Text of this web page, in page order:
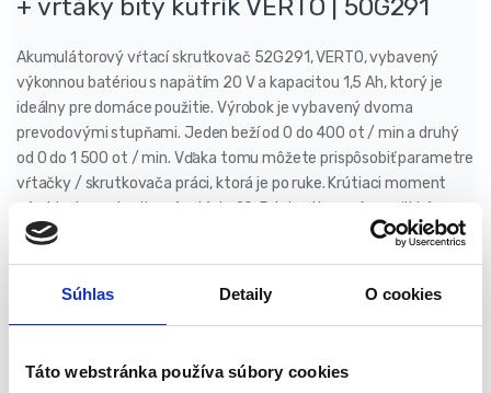
Súhlas Detaily O cookies
Táto webstránka používa súbory cookies
Akumulátorový vŕtací skrutkovač 52G291, VERTO, vybavený
výkonnou batériou s napätím 20 V a kapacitou 1,5 Ah, ktorý je
ideálny pre domáce použitie. Výrobok je vybavený dvoma
prevodovými stupňami. Jeden beží od 0 do 400 ot / min a druhý
od 0 do 1 500 ot / min. Vďaka tomu môžete prispôsobiť parametre
vŕtačky / skrutkovača práci, ktorá je po ruke. Krútiaci moment
výrobku je nastaviteľný od 1 do 20. Pri skrutkovaní na mäkký
povrch je maximálna hodnota 28 Nm. pri jazde na tvrdom povrchu
konštrukcia výrobku z plastu zaručuje odolnosť proti poškodeniu.
Rukoväť vŕtačky bola potiahnutá mäkkými krytmi pre pohodlie a